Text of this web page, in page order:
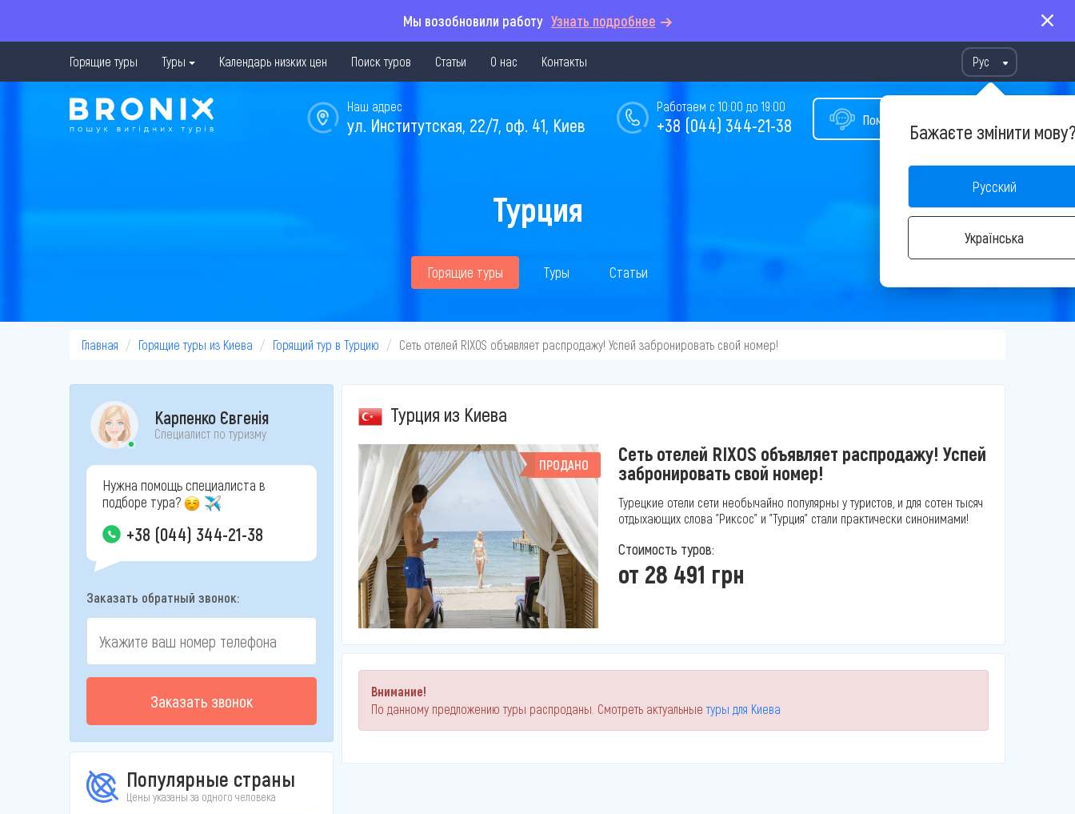
Мы возобновили работу Узнать подробнее
Горящие туры Туры Календарь низких цен Поиск туров Статьи О нас Контакты Рус
Бажаєте змінити
Русский
Українська
Помощь в подборе тура
Работаем с 10:00 до 19:00
+38 (044) 344-21-38
Наш адрес
ул. Институтская, 22/7, оф. 41, Киев
Турция
Горящие туры Туры Статьи
Главная Горящие туры из Киева Горящий тур в Турцию Сеть отелей RIXOS объявляет распродажу! Успей забронировать свой номер!
Карпенко Євгенія
Специалист по туризму
Нужна помощь специалиста в
подборе тура?
+38 (044) 344-21-38
Заказать обратный звонок:
Заказать звонок
Популярные страны
Цены указаны за одного человека
Турция из Киева
ПРОДАНО
Сеть отелей RIXOS объявляет распродажу! Успей
забронировать свой номер!
Турецкие отели сети необычайно популярны у туристов, и для сотен тысяч
отдыхающих слова "Риксос" и "Турция" стали практически синонимами!
Стоимость туров:
от 28 491 грн
Внимание!
По данному предложению туры распроданы. Смотреть актуальные туры для Киева